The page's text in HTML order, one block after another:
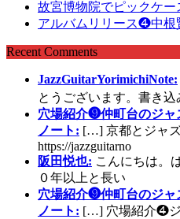
故宮博物院でピックケー
アルバムリリース❹中根
Recent Comments
JazzGuitarYorimichiNote:
とうございます。書き
穴場紹介❾仲町台のジャ
ノート: […] 京都とジャ
https://jazzguitarno
阪田悦也: こんにちは。
０年以上と長い
穴場紹介❾仲町台のジャ
ノート: […] 穴場紹介❹ジ